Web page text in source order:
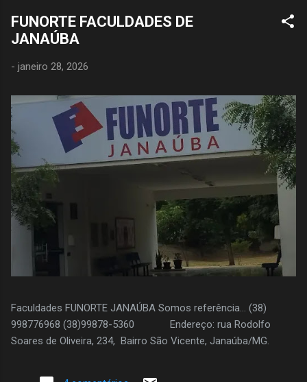
FUNORTE FACULDADES DE
JANAÚBA
- janeiro 28, 2026
Faculdades FUNORTE JANAÚBA Somos referência... (38)
998776968 (38)99878-5360 Endereço: rua Rodolfo
Soares de Oliveira, 234, Bairro São Vicente, Janaúba/MG.